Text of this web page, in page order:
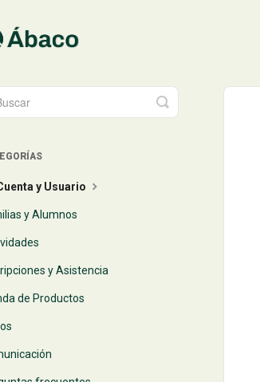
Toggle
Search
y Usuario
y Alumnos
y Asistencia
de Productos